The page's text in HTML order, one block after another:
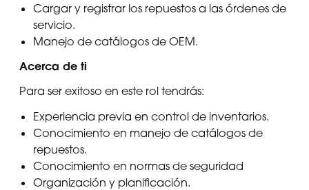
Cargar y registrar los repuestos a las órdenes de
servicio.
Manejo de catálogos de OEM.
Acerca de ti
Para ser exitoso en este rol tendrás:
Experiencia previa en control de inventarios.
Conocimiento en manejo de catálogos de
repuestos.
Conocimiento en normas de seguridad
Organización y planificación.